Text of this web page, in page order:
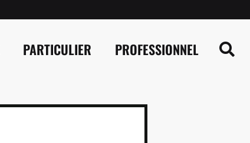
PARTICULIER PROFESSIONNEL